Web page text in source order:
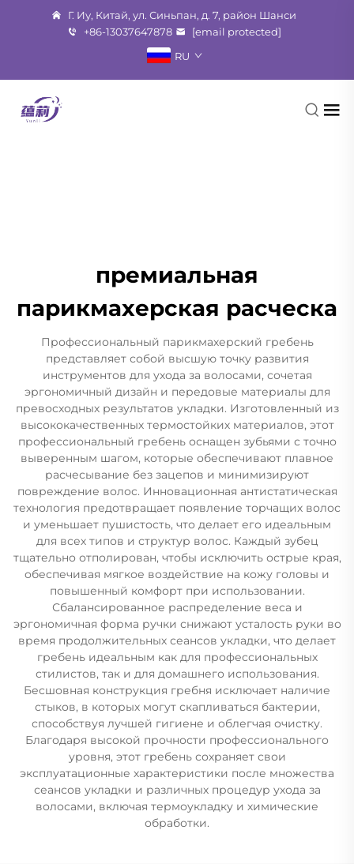
Г. Иу, Китай, ул. Синьпан, д. 7, район Шанси
+86-13037647878
[email protected]
RU
премиальная
парикмахерская расческа
Профессиональный парикмахерский гребень
представляет собой высшую точку развития
инструментов для ухода за волосами, сочетая
эргономичный дизайн и передовые материалы для
превосходных результатов укладки. Изготовленный из
высококачественных термостойких материалов, этот
профессиональный гребень оснащен зубьями с точно
выверенным шагом, которые обеспечивают плавное
расчесывание без зацепов и минимизируют
повреждение волос. Инновационная антистатическая
технология предотвращает появление торчащих волос
и уменьшает пушистость, что делает его идеальным
для всех типов и структур волос. Каждый зубец
тщательно отполирован, чтобы исключить острые края,
обеспечивая мягкое воздействие на кожу головы и
повышенный комфорт при использовании.
Сбалансированное распределение веса и
эргономичная форма ручки снижают усталость руки во
время продолжительных сеансов укладки, что делает
гребень идеальным как для профессиональных
стилистов, так и для домашнего использования.
Бесшовная конструкция гребня исключает наличие
стыков, в которых могут скапливаться бактерии,
способствуя лучшей гигиене и облегчая очистку.
Благодаря высокой прочности профессионального
уровня, этот гребень сохраняет свои
эксплуатационные характеристики после множества
сеансов укладки и различных процедур ухода за
волосами, включая термоукладку и химические
обработки.